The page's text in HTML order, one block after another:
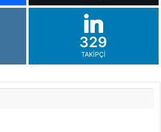
329
TAKIPÇI